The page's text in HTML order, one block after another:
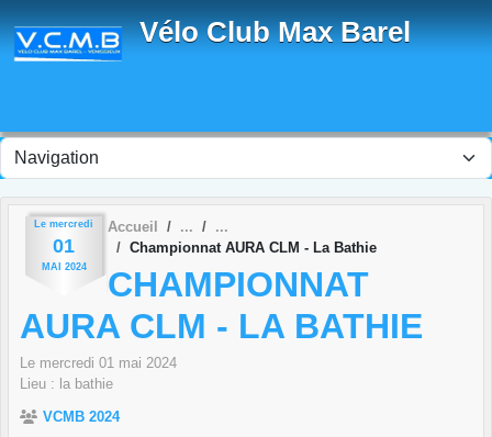
Vélo Club Max Barel
Le mercredi
01
MAI 2024
Accueil
Championnat AURA CLM - La Bathie
CHAMPIONNAT
AURA CLM - LA BATHIE
Le mercredi 01 mai 2024
Lieu : la bathie
VCMB 2024